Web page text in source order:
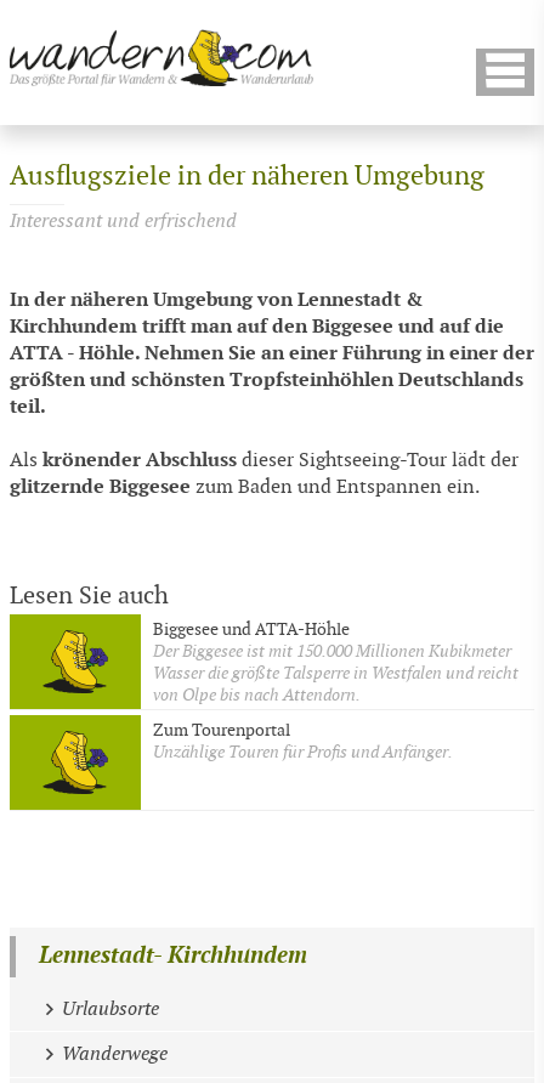
Ausflugsziele in der näheren Umgebung
Interessant und erfrischend
In der näheren Umgebung von Lennestadt &
Kirchhundem trifft man auf den Biggesee und auf die
ATTA - Höhle. Nehmen Sie an einer Führung in einer der
größten und schönsten Tropfsteinhöhlen Deutschlands
teil.
Als krönender Abschluss dieser Sightseeing-Tour lädt der
glitzernde Biggesee zum Baden und Entspannen ein.
Lesen Sie auch
Biggesee und ATTA-Höhle
Der Biggesee ist mit 150.000 Millionen Kubikmeter
Wasser die größte Talsperre in Westfalen und reicht
von Olpe bis nach Attendorn.
Zum Tourenportal
Unzählige Touren für Profis und Anfänger.
Lennestadt- Kirchhundem
Urlaubsorte
Wanderwege